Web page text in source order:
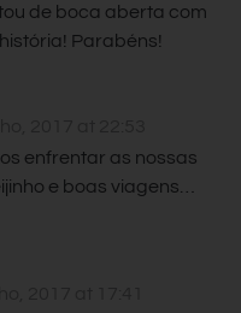
de boca aberta com
Parabéns!
enfrentar as nossas
e boas viagens…